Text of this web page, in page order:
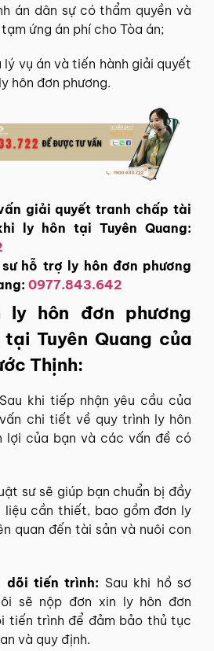
án dân sự có thẩm quyền và
ứng án phí cho Tòa án;
lý vụ án và tiến hành giải quyết
hôn đơn phương.
giải quyết tranh chấp tài
ly hôn tại Tuyên Quang:
hỗ trợ ly hôn đơn phương
0977.843.642
ly hôn đơn phương
tại Tuyên Quang của
Thịnh:
Sau khi tiếp nhận yêu cầu của
chi tiết về quy trình ly hôn
lợi của bạn và các vấn đề có
sư sẽ giúp bạn chuẩn bị đầy
cần thiết, bao gồm đơn ly
quan đến tài sản và nuôi con
dõi tiến trình: Sau khi hồ sơ
sẽ nộp đơn xin ly hôn đơn
tiến trình để đảm bảo thủ tục
và quy định.